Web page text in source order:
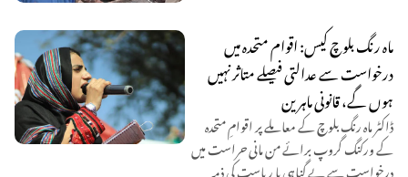
ماہ رنگ بلوچ کیس: اقوام متحدہ میں
درخواست سے عدالتی فیصلے متاثر نہیں
ہوں گے، قانونی ماہرین
ڈاکٹر ماہ رنگ بلوچ کے معاملے پر اقوامِ متحدہ
کے ورکنگ گروپ برائے من مانی حراست میں
درخواست سے بے گناہی یا ریاست کی ذمہ